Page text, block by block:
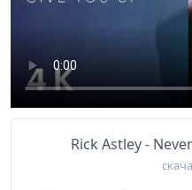
Rick Astley -